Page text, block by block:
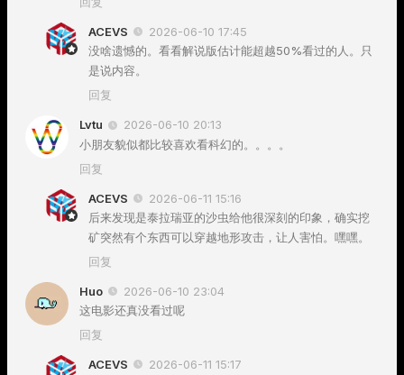
ACEVS
2026-06-10 17:45
没啥遗憾的。看看解说版估计能超越50%看过的人。只
是说内容。
回复
Lvtu
2026-06-10 20:13
小朋友貌似都比较喜欢看科幻的。。。。
回复
ACEVS
2026-06-11 15:16
后来发现是泰拉瑞亚的沙虫给他很深刻的印象，确实挖
矿突然有个东西可以穿越地形攻击，让人害怕。嘿嘿。
回复
Huo
2026-06-10 23:04
这电影还真没看过呢
回复
ACEVS
2026-06-11 15:17